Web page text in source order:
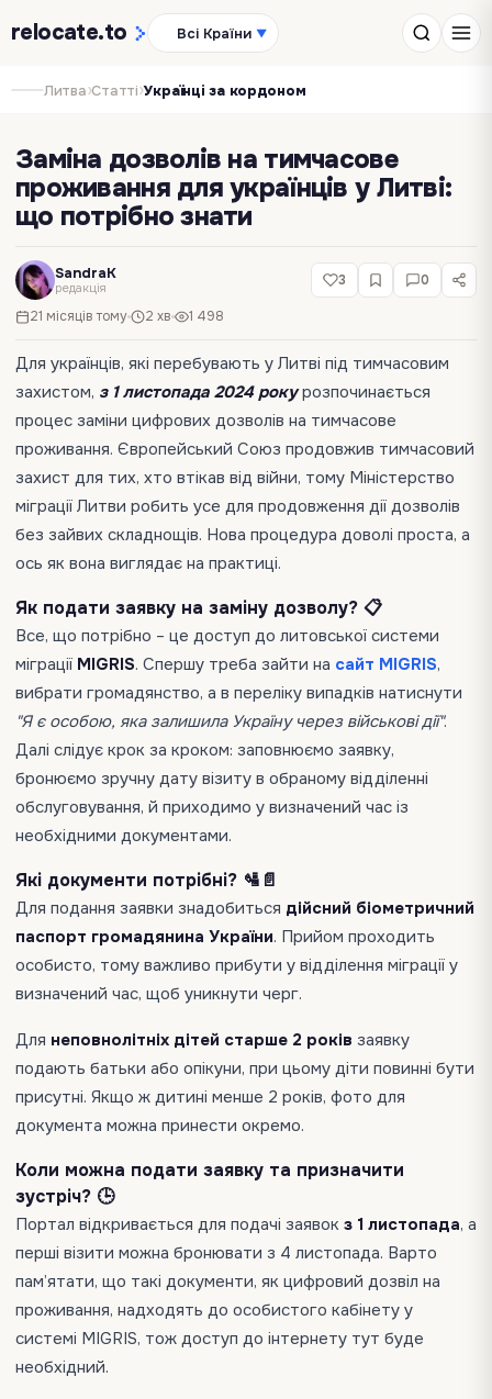
relocate.to Всі Країни ▼
Литва›Статті›Українці за кордоном
Заміна дозволів на тимчасове
проживання для українців у Литві:
що потрібно знати
SandraK
редакція
21 місяців тому 2 хв 1 498
3 0
Для українців, які перебувають у Литві під тимчасовим
захистом, з 1 листопада 2024 рокурозпочинається
процес заміни цифрових дозволів на тимчасове
проживання. Європейський Союз продовжив тимчасовий
захист для тих, хто втікав від війни, тому Міністерство
міграції Литви робить усе для продовження дії дозволів
без зайвих складнощів. Нова процедура доволі проста, а
ось як вона виглядає на практиці.
Як подати заявку на заміну дозволу? 📋
Все, що потрібно – це доступ до литовської системи
міграції MIGRIS. Спершу треба зайти на сайт MIGRIS,
вибрати громадянство, а в переліку випадків натиснути
"Я є особою, яка залишила Україну через військові дії".
Далі слідує крок за кроком: заповнюємо заявку,
бронюємо зручну дату візиту в обраному відділенні
обслуговування, й приходимо у визначений час із
необхідними документами.
Які документи потрібні? 🛂📄
Для подання заявки знадобиться дійсний біометричний
паспорт громадянина України. Прийом проходить
особисто, тому важливо прибути у відділення міграції у
визначений час, щоб уникнути черг.
Для неповнолітніх дітей старше 2 років заявку
подають батьки або опікуни, при цьому діти повинні бути
присутні. Якщо ж дитині менше 2 років, фото для
документа можна принести окремо.
Коли можна подати заявку та призначити
зустріч? 🕒
Портал відкривається для подачі заявок з 1 листопада, а
перші візити можна бронювати з 4 листопада. Варто
пам’ятати, що такі документи, як цифровий дозвіл на
проживання, надходять до особистого кабінету у
системі MIGRIS, тож доступ до інтернету тут буде
необхідний.